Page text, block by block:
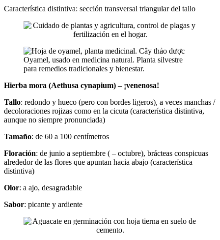
Característica distintiva: sección transversal triangular del tallo
Hierba mora (Aethusa cynapium) – ¡venenosa!
Tallo: redondo y hueco (pero con bordes ligeros), a veces manchas /
decoloraciones rojizas como en la cicuta (característica distintiva,
aunque no siempre pronunciada)
Tamaño: de 60 a 100 centímetros
Floración: de junio a septiembre ( – octubre), brácteas conspicuas
alrededor de las flores que apuntan hacia abajo (característica
distintiva)
Olor: a ajo, desagradable
Sabor: picante y ardiente